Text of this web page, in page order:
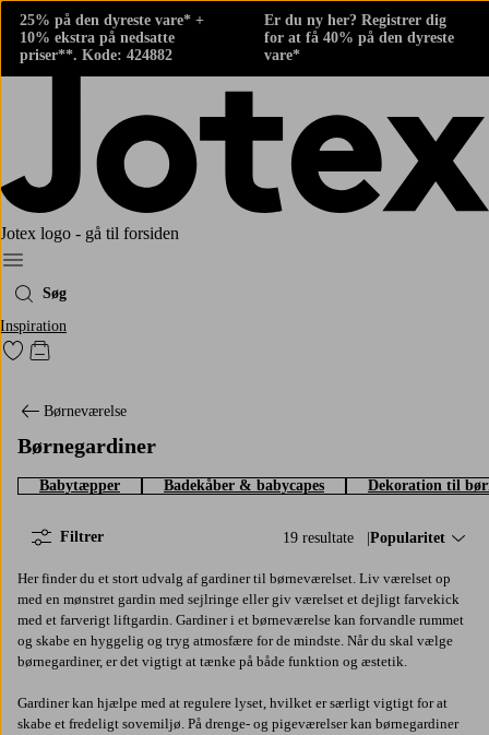
25% på den dyreste vare* +
10% ekstra på nedsatte
priser**. Kode: 424882
Er du ny her? Registrer dig
for at få 40% på den dyreste
vare*
Jotex logo - gå til forsiden
Menu
Søg
Inspiration
Gå til favoritmarkerede produkter
Gå til indkøbskurven
Børneværelse
Børnegardiner
Babytæpper Badekåber & babycapes Dekoration til
19 resultate Sorter efter:
Popularitet
Filtrer
Her finder du et stort udvalg af gardiner til børneværelset. Liv værelset op
med en mønstret gardin med sejlringe eller giv værelset et dejligt farvekick
med et farverigt liftgardin. Gardiner i et børneværelse kan forvandle rummet
og skabe en hyggelig og tryg atmosfære for de mindste. Når du skal vælge
børnegardiner, er det vigtigt at tænke på både funktion og æstetik.
Gardiner kan hjælpe med at regulere lyset, hvilket er særligt vigtigt for at
skabe et fredeligt sovemiljø. På drenge- og pigeværelser kan børnegardiner